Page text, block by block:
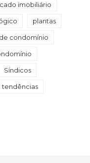
imobiliário
plantas
condomínio
Síndicos
tendências